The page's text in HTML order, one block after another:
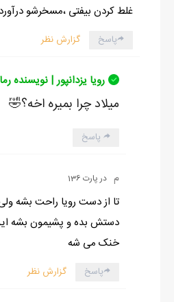
غلط کردن بیفتی ،مسخرشو
پاسخ گزارش نظر
رویا یزدانپور | نویسنده
میلاد چرا بمیره اخه؟🤣
پاسخ
م در پارت 136
تا از دست رویا راحت بشه ولی
دستش بده و پشیمون بشه
خنک می شه
پاسخ گزارش نظر